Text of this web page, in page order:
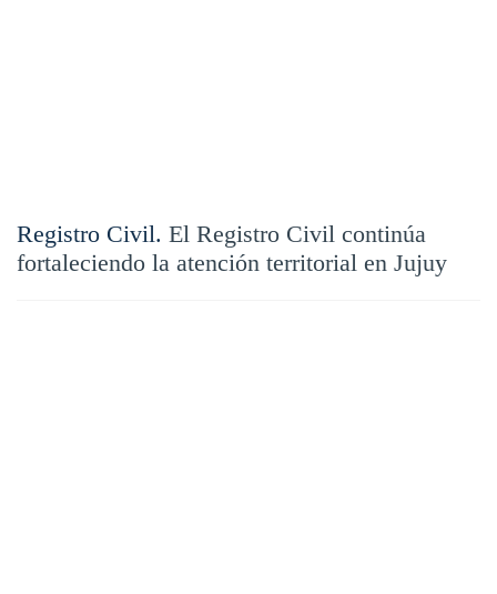
Registro Civil. El Registro Civil continúa
fortaleciendo la atención territorial en Jujuy